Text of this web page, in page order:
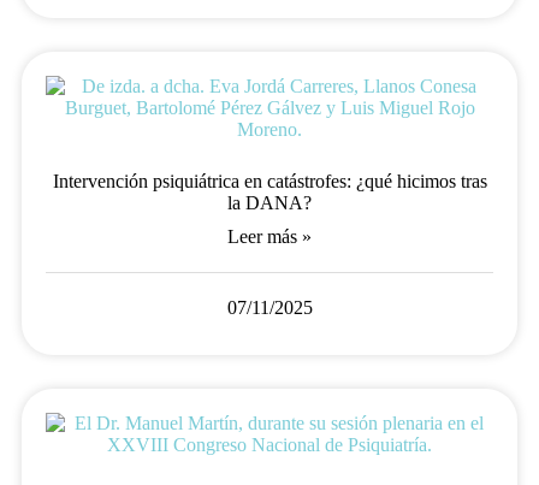
Intervención psiquiátrica en catástrofes: ¿qué hicimos tras
la DANA?
Leer más »
07/11/2025